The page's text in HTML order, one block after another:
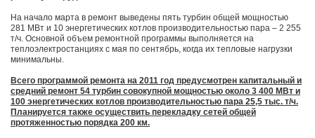
На начало марта в ремонт выведены пять турбин общей мощностью
281 МВт и 10 энергетических котлов производительностью пара – 2 255
т/ч. Основной объем ремонтной программы выполняется на
теплоэлектростанциях с мая по сентябрь, когда их тепловые нагрузки
минимальны.
Всего программой ремонта на 2011 год предусмотрен капитальный и
средний ремонт 54 турбин совокупной мощностью около 3 400 МВт и
100 энергетических котлов производительностью пара 25,5 тыс. т/ч.
Планируется также осуществить перекладку сетей общей
протяженностью порядка 200 км.